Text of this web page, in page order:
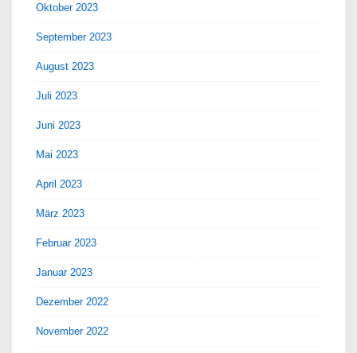
Oktober 2023
September 2023
August 2023
Juli 2023
Juni 2023
Mai 2023
April 2023
März 2023
Februar 2023
Januar 2023
Dezember 2022
November 2022